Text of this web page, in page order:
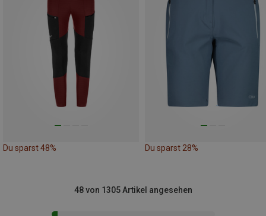
Du sparst 48% Du sparst 28%
48 von 1305 Artikel angesehen